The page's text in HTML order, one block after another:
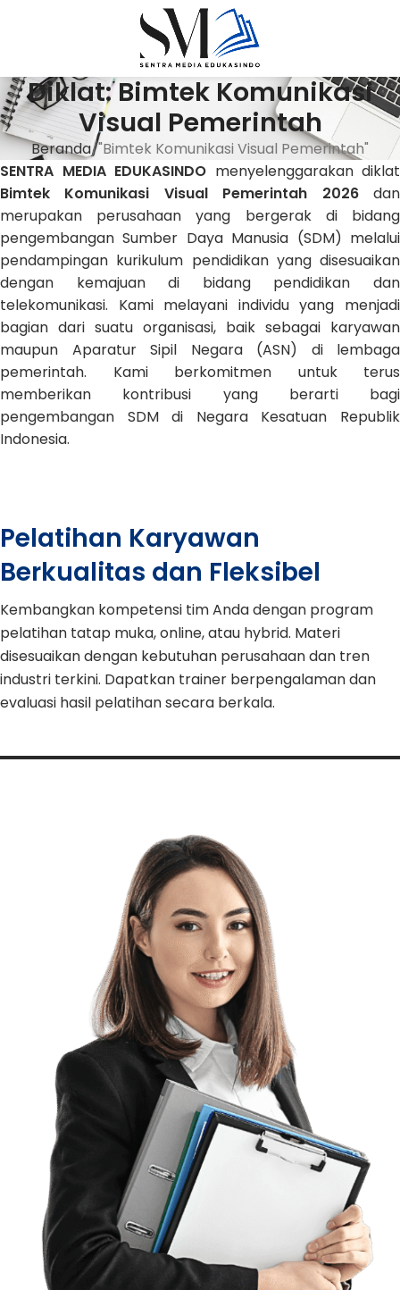
Diklat: Bimtek Komunikasi
Visual Pemerintah
Beranda "Bimtek Komunikasi Visual Pemerintah"
SENTRA MEDIA EDUKASINDO menyelenggarakan diklat
Bimtek Komunikasi Visual Pemerintah 2026dan
merupakan perusahaan yang bergerak di bidang
pengembangan Sumber Daya Manusia (SDM) melalui
pendampingan kurikulum pendidikan yang disesuaikan
dengan kemajuan di bidang pendidikan dan
telekomunikasi. Kami melayani individu yang menjadi
bagian dari suatu organisasi, baik sebagai karyawan
maupun Aparatur Sipil Negara (ASN) di lembaga
pemerintah. Kami berkomitmen untuk terus
memberikan kontribusi yang berarti bagi
pengembangan SDM di Negara Kesatuan Republik
Indonesia.
Pelatihan Karyawan
Berkualitas dan Fleksibel
Kembangkan kompetensi tim Anda dengan program
pelatihan tatap muka, online, atau hybrid. Materi
disesuaikan dengan kebutuhan perusahaan dan tren
industri terkini. Dapatkan trainer berpengalaman dan
evaluasi hasil pelatihan secara berkala.